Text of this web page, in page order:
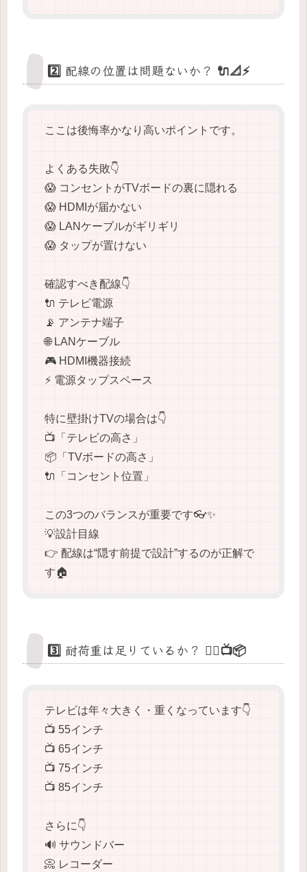
2️⃣ 配線の位置は問題ないか？ 🔌📐⚡
ここは後悔率かなり高いポイントです。
よくある失敗👇
😱 コンセントがTVボードの裏に隠れる
😱 HDMIが届かない
😱 LANケーブルがギリギリ
😱 タップが置けない
確認すべき配線👇
🔌 テレビ電源
📡 アンテナ端子
🌐 LANケーブル
🎮 HDMI機器接続
⚡ 電源タップスペース
特に壁掛けTVの場合は👇
📺「テレビの高さ」
📦「TVボードの高さ」
🔌「コンセント位置」
この3つのバランスが重要です👓✨
💡設計目線
👉 配線は“隠す前提で設計”するのが正解で
す🏠
3️⃣ 耐荷重は足りているか？ 🏋️‍♂️📺📦
テレビは年々大きく・重くなっています👇
📺 55インチ
📺 65インチ
📺 75インチ
📺 85インチ
さらに👇
🔊 サウンドバー
📀 レコーダー